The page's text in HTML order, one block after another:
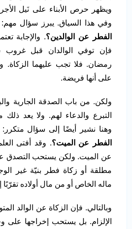
ويظهر حرص الأبناء على نَيل الأجر
وفي هذا السياق. يبرز سؤال مهم:
الفطر عن الوالدين؟. والإجابة
فإن توفي الوالدان قبل
رمضان. فلا تجب عليهما الزكاة.
على أنها فريضة.
ولكن. من باب الصدقة الجارية
التبرع والدعاء لهم. ولا يعد
وهنا نشير أيضًا إلى سؤال
الفطر عن الميت؟. وقد أفتى
عن الميت. ولكن يستحب التصدق
مطلقة أو زكاة فطر بنيّة غير
ماله الخاص أو من مال أولاده تقرّبًا
وبالتالي. فإن الزكاة عن الوالد
الإلزام. بل يستحب إخراجها على